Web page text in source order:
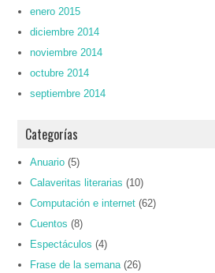
enero 2015
diciembre 2014
noviembre 2014
octubre 2014
septiembre 2014
Categorías
Anuario (5)
Calaveritas literarias (10)
Computación e internet (62)
Cuentos (8)
Espectáculos (4)
Frase de la semana (26)